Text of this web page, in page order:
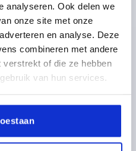
analyseren. Ook delen we
onze site met onze
en analyse. Deze
combineren met andere
verstrekt of die ze hebben
van hun services.
GERADE, P=5000,
POLIG
L=43,5
KABELLÄNGE=5000
/ 30 DC
A=2